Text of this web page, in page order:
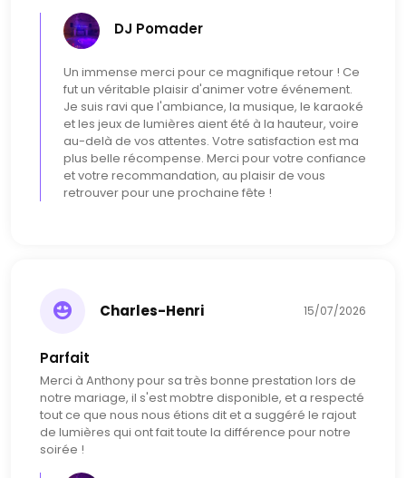
DJ Pomader
Un immense merci pour ce magnifique retour ! Ce
fut un véritable plaisir d'animer votre événement.
Je suis ravi que l'ambiance, la musique, le karaoké
et les jeux de lumières aient été à la hauteur, voire
au-delà de vos attentes. Votre satisfaction est ma
plus belle récompense. Merci pour votre confiance
et votre recommandation, au plaisir de vous
retrouver pour une prochaine fête !
Charles-Henri 15/07/2026
Parfait
Merci à Anthony pour sa très bonne prestation lors de
notre mariage, il s'est mobtre disponible, et a respecté
tout ce que nous nous étions dit et a suggéré le rajout
de lumières qui ont fait toute la différence pour notre
soirée !